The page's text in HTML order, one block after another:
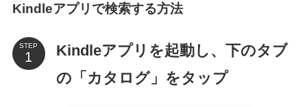
Kindleアプリで検索する方法
STEP
Kindleアプリを起動し、下のタブ
の「カタログ」をタップ